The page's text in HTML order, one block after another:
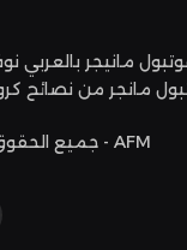
مانيجر بالعربي
جميع الحقوق محفوظة © 2024 - AFM